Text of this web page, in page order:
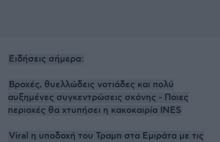
Ειδήσεις σήμερα:
Βροχές, θυελλώδεις νοτιάδες και πολύ
αυξημένες συγκεντρώσεις σκόνης - Ποιες
περιοχές θα χτυπήσει η κακοκαιρία INES
Viral η υποδοχή του Τραμπ στα Εμιράτα με τις